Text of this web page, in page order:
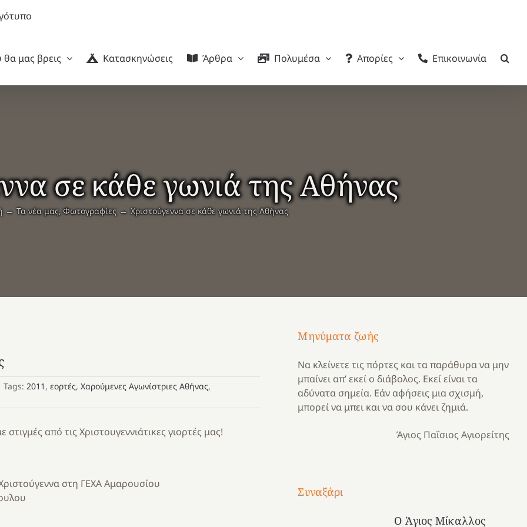
μας βρεις
Κατασκηνώσεις Άρθρα Πολυμέσα Απορίες Επικοινωνία
σε κάθε γωνιά της Αθήνας
Τα νέα μας Φωτογραφίες Χριστούγεννα σε κάθε γωνιά της Αθήνας
Tags: 2011 , εορτές, Χαρούμενες Αγωνίστριες Αθήνας,
από τις Χριστουγεννιάτικες γιορτές μας!
στη ΓΕΧΑ Αμαρουσίου
Μηνύματα ζωής
Να κλείνετε τις πόρτες και τα παράθυρα να μην
μπαίνει απ’ εκεί ο διάβολος. Εκεί είναι τα
αδύνατα σημεία. Εάν αφήσεις μια σχισμή,
μπορεί να μπει και να σου κάνει ζημιά.
Άγιος Παΐσιος Αγιορείτης
Συναξάρι
Ο Άγιος Μίκαλλος
Μια
και
Κατασκηνωτικές